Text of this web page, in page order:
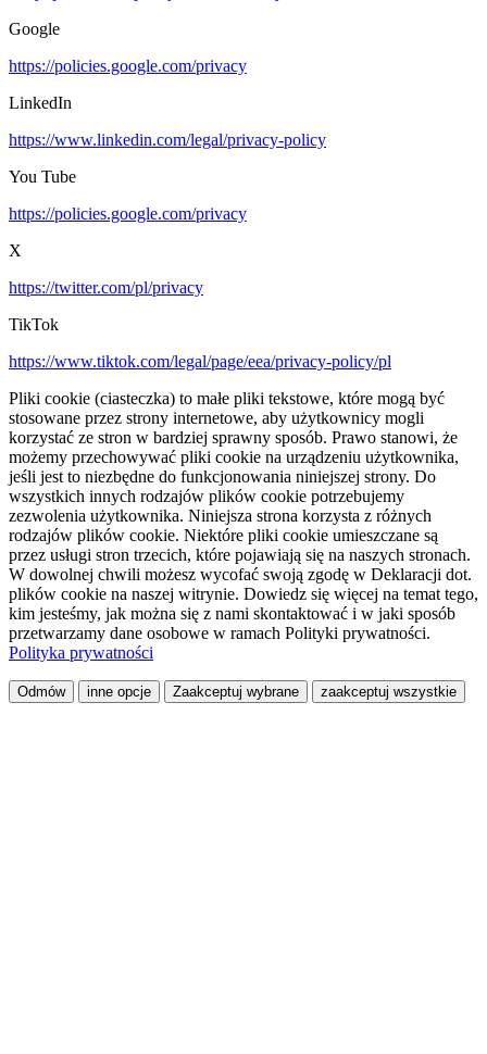
Google
https://policies.google.com/privacy
LinkedIn
https://www.linkedin.com/legal/privacy-policy
You Tube
https://policies.google.com/privacy
X
https://twitter.com/pl/privacy
TikTok
https://www.tiktok.com/legal/page/eea/privacy-policy/pl
Pliki cookie (ciasteczka) to małe pliki tekstowe, które mogą być
stosowane przez strony internetowe, aby użytkownicy mogli
korzystać ze stron w bardziej sprawny sposób. Prawo stanowi, że
możemy przechowywać pliki cookie na urządzeniu użytkownika,
jeśli jest to niezbędne do funkcjonowania niniejszej strony. Do
wszystkich innych rodzajów plików cookie potrzebujemy
zezwolenia użytkownika. Niniejsza strona korzysta z różnych
rodzajów plików cookie. Niektóre pliki cookie umieszczane są
przez usługi stron trzecich, które pojawiają się na naszych stronach.
W dowolnej chwili możesz wycofać swoją zgodę w Deklaracji dot.
plików cookie na naszej witrynie. Dowiedz się więcej na temat tego,
kim jesteśmy, jak można się z nami skontaktować i w jaki sposób
przetwarzamy dane osobowe w ramach Polityki prywatności.
Polityka prywatności
Odmów inne opcje Zaakceptuj wybrane zaakceptuj wszystkie